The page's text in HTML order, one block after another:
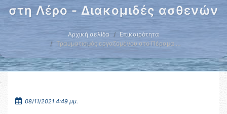
στη Λέρο - Διακομιδές ασθενών
Αρχική σελίδα
Επικαιρότητα
Τραυματισμός εργαζομένου στο Πέραμα …
08/11/2021 4:49 μμ.